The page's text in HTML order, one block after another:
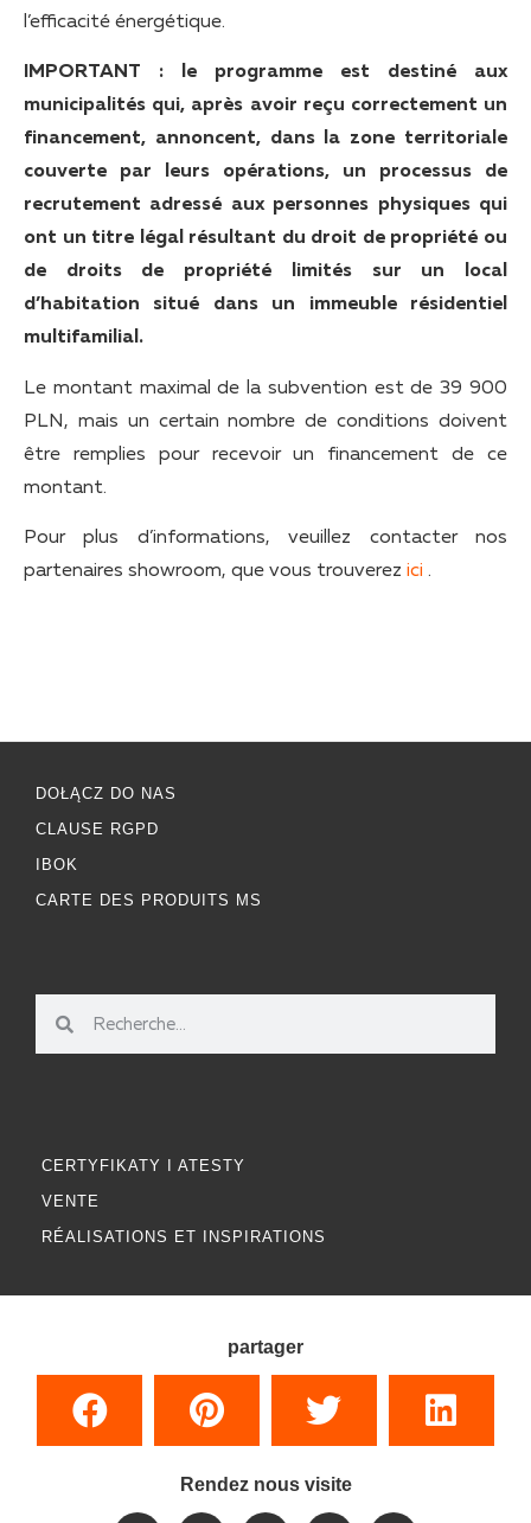
l’efficacité énergétique.
IMPORTANT : le programme est destiné aux
municipalités qui, après avoir reçu correctement un
financement, annoncent, dans la zone territoriale
couverte par leurs opérations, un processus de
recrutement adressé aux personnes physiques qui
ont un titre légal résultant du droit de propriété ou
de droits de propriété limités sur un local
d’habitation situé dans un immeuble résidentiel
multifamilial.
Le montant maximal de la subvention est de 39 900
PLN, mais un certain nombre de conditions doivent
être remplies pour recevoir un financement de ce
montant.
Pour plus d’informations, veuillez contacter nos
partenaires showroom, que vous trouverez ici .
DOŁĄCZ DO NAS
CLAUSE RGPD
IBOK
CARTE DES PRODUITS MS
CERTYFIKATY I ATESTY
VENTE
RÉALISATIONS ET INSPIRATIONS
partager
Rendez nous visite